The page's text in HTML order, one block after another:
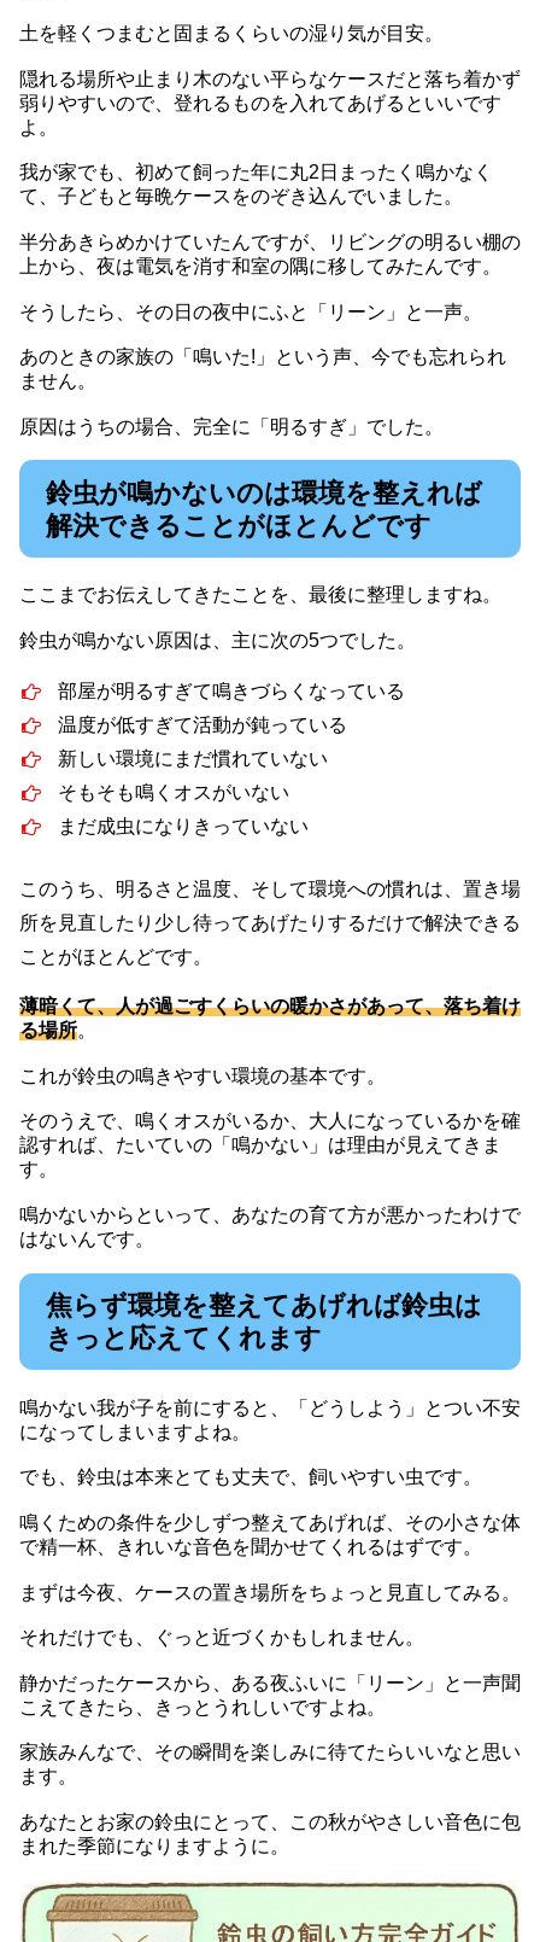
土を軽くつまむと固まるくらいの湿り気が目安。
隠れる場所や止まり木のない平らなケースだと落ち着かず
弱りやすいので、登れるものを入れてあげるといいです
よ。
我が家でも、初めて飼った年に丸2日まったく鳴かなく
て、子どもと毎晩ケースをのぞき込んでいました。
半分あきらめかけていたんですが、リビングの明るい棚の
上から、夜は電気を消す和室の隅に移してみたんです。
そうしたら、その日の夜中にふと「リーン」と一声。
あのときの家族の「鳴いた!」という声、今でも忘れられ
ません。
原因はうちの場合、完全に「明るすぎ」でした。
鈴虫が鳴かないのは環境を整えれば
解決できることがほとんどです
ここまでお伝えしてきたことを、最後に整理しますね。
鈴虫が鳴かない原因は、主に次の5つでした。
部屋が明るすぎて鳴きづらくなっている
温度が低すぎて活動が鈍っている
新しい環境にまだ慣れていない
そもそも鳴くオスがいない
まだ成虫になりきっていない
このうち、明るさと温度、そして環境への慣れは、置き場
所を見直したり少し待ってあげたりするだけで解決できる
ことがほとんどです。
薄暗くて、人が過ごすくらいの暖かさがあって、落ち着け
る場所。
これが鈴虫の鳴きやすい環境の基本です。
そのうえで、鳴くオスがいるか、大人になっているかを確
認すれば、たいていの「鳴かない」は理由が見えてきま
す。
鳴かないからといって、あなたの育て方が悪かったわけで
はないんです。
焦らず環境を整えてあげれば鈴虫は
きっと応えてくれます
鳴かない我が子を前にすると、「どうしよう」とつい不安
になってしまいますよね。
でも、鈴虫は本来とても丈夫で、飼いやすい虫です。
鳴くための条件を少しずつ整えてあげれば、その小さな体
で精一杯、きれいな音色を聞かせてくれるはずです。
まずは今夜、ケースの置き場所をちょっと見直してみる。
それだけでも、ぐっと近づくかもしれません。
静かだったケースから、ある夜ふいに「リーン」と一声聞
こえてきたら、きっとうれしいですよね。
家族みんなで、その瞬間を楽しみに待てたらいいなと思い
ます。
あなたとお家の鈴虫にとって、この秋がやさしい音色に包
まれた季節になりますように。